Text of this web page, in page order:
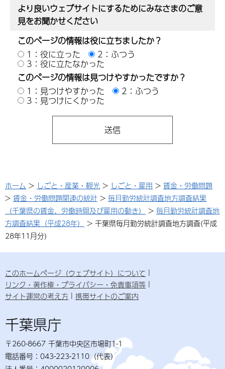
より良いウェブサイトにするためにみなさまのご意
見をお聞かせください
このページの情報は役に立ちましたか？
1：役に立った
2：ふつう
3：役に立たなかった
このページの情報は見つけやすかったですか？
1：見つけやすかった
2：ふつう
3：見つけにくかった
ホーム > しごと・産業・観光 > しごと・雇用 > 賃金・労働問題
> 賃金・労働問題関連の統計 > 毎月勤労統計調査地方調査結果
（千葉県の賃金、労働時間及び雇用の動き）
> 毎月勤労統計調査地
方調査結果（平成28年）
> 千葉県毎月勤労統計調査地方調査(平成
28年11月分)
このホームページ（ウェブサイト）について
リンク・著作権・プライバシー・免責事項等
サイト運営の考え方
携帯サイトのご案内
千葉県庁
〒260-8667 千葉市中央区市場町1-1
電話番号：043-223-2110（代表）